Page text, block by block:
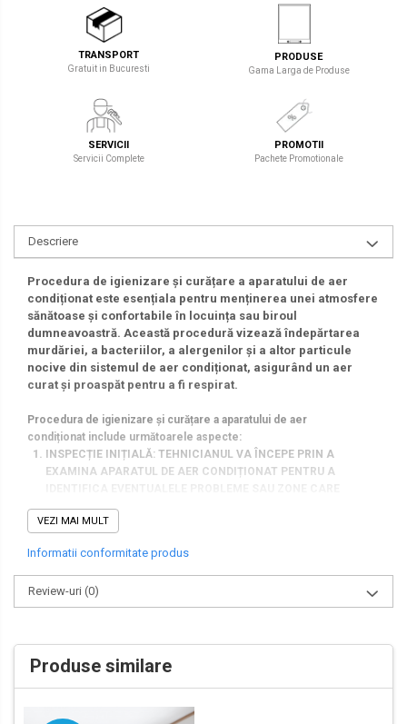
TRANSPORT
Gratuit in Bucuresti
PRODUSE
Gama Larga de Produse
SERVICII
Servicii Complete
PROMOTII
Pachete Promotionale
Descriere
Procedura de igienizare și curățare a aparatului de aer
condiționat este esențiala pentru menținerea unei atmosfere
sănătoase și confortabile în locuința sau biroul
dumneavoastră. Această procedură vizează îndepărtarea
murdăriei, a bacteriilor, a alergenilor și a altor particule
nocive din sistemul de aer condiționat, asigurând un aer
curat și proaspăt pentru a fi respirat.
Procedura de igienizare și curățare a aparatului de aer
condiționat include următoarele aspecte:
INSPECȚIE INIȚIALĂ: TEHNICIANUL VA ÎNCEPE PRIN A
EXAMINA APARATUL DE AER CONDIȚIONAT PENTRU A
NECESITĂ ATENȚIE SPECIALĂ.
DECONECTAREA SURSELOR DE ALIMENTARE: ÎNAINTE DE A
ELECTRICĂ VA FI DECONECTATĂ PENTRU A ASIGURA
SIGURANȚA.
DEZMEMBRAREA UNITĂȚII: APARATUL DE AER CONDIȚIONAT
POATE FI DEMONTAT PENTRU A PERMITE ACCESUL FACIL LA
EVAPOAREA, CONDENSATORUL ȘI ALTE PIESE VOR FI
VERIFICATE ȘI CURĂȚATE.
STAREA LOR. ACEST LUCRU VA ASIGURA O CIRCULAȚIE A
VEZI MAI MULT
Informatii conformitate produs
Review-uri (0)
Produse similare